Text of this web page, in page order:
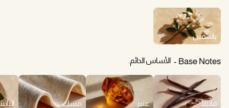
ياسمين
Base Notes الأساس الدائم.
فانيلا عنبر مسك